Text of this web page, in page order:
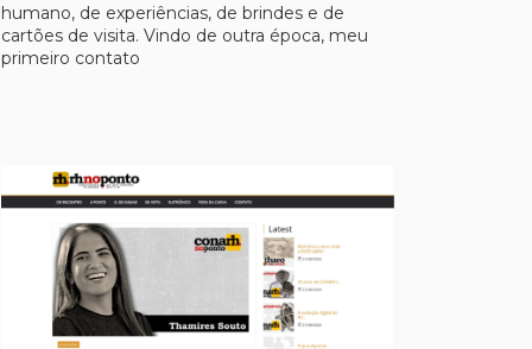
humano, de experiências, de brindes e de
cartões de visita. Vindo de outra época, meu
primeiro contato